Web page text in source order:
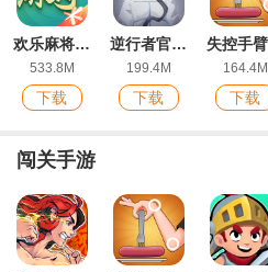
欢乐麻将全集2022新版红中玩法
533.8M
下载
逆行者官方版
199.4M
下载
164.4M
下载
闯关手游